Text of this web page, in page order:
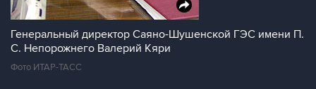
Генеральный директор Саяно-Шушенской ГЭС имени П.
С. Непорожнего Валерий Кяри
Фото ИТАР-ТАСС